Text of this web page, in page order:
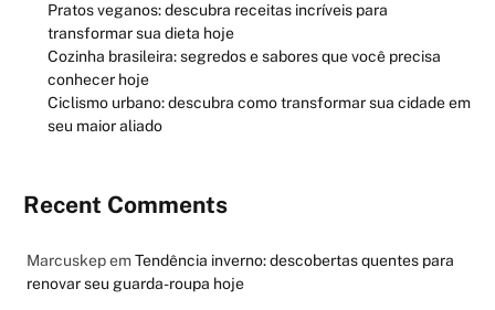
Pratos veganos: descubra receitas incríveis para
transformar sua dieta hoje
Cozinha brasileira: segredos e sabores que você precisa
conhecer hoje
Ciclismo urbano: descubra como transformar sua cidade em
seu maior aliado
Recent Comments
MarcuskepemTendência inverno: descobertas quentes para
renovar seu guarda-roupa hoje